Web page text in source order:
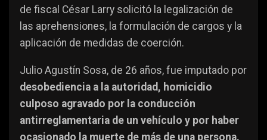
de fiscal César Larry solicitó la legalización de
las aprehensiones, la formulación de cargos y la
aplicación de medidas de coerción.
Julio Agustín Sosa, de 26 años, fue imputado por
desobediencia a la autoridad, homicidio
culposo agravado por la conducción
antirreglamentaria de un vehículo y por haber
ocasionado la muerte de más de una persona.